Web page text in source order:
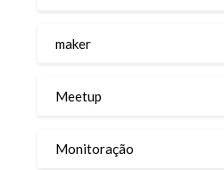
maker
Meetup
Monitoração